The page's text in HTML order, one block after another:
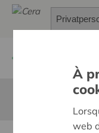
À
web